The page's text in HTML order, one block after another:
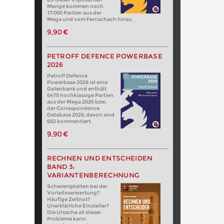
Menge kommen noch
17.000 Partien aus der
Mega und vom Fernschach hinzu.
9,90 €
PETROFF DEFENCE POWERBASE
2026
Petroff Defence
Powerbase 2026 ist eine
Datenbank und enthält
6475 hochklassige Partien
aus der Mega 2026 bzw.
der Correspondence
Database 2026, davon sind
682 kommentiert.
9,90 €
RECHNEN UND ENTSCHEIDEN
BAND 3:
VARIANTENBERECHNUNG
Schwierigkeiten bei der
Vorteilsverwertung?
Häufige Zeitnot?
Unerklärliche Einsteller?
Die Ursache all dieser
Probleme kann